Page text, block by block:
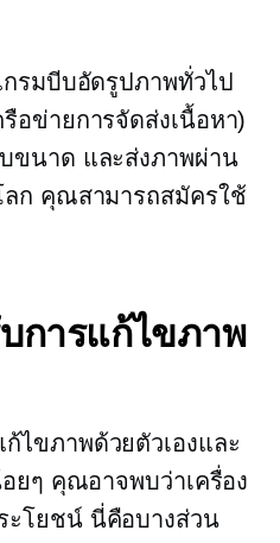
รมบีบอัดรูปภาพทั่วไป
อข่ายการจัดส่งเนื้อหา)
ขนาด และส่งภาพผ่าน
ลก คุณสามารถสมัครใช้
การแก้ไขภาพ
ไขภาพด้วยตัวเองและ
ยๆ คุณอาจพบว่าเครื่อง
ะโยชน์ นี่คือบางส่วน